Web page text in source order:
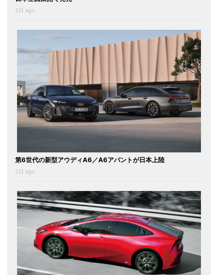
2日 ago
第6世代の新型アウディA6／A6アバントが日本上陸
2日 ago